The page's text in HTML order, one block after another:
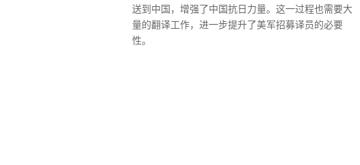
送到中国，增强了中国抗日力量。这一过程也需要大
量的翻译工作，进一步提升了美军招募译员的必要
性。